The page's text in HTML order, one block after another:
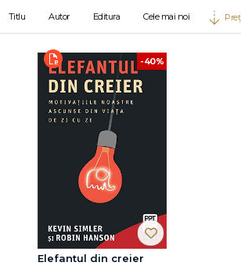
Titlu Autor Editura Cele mai noi Preț
-40%
Elefantul din creier